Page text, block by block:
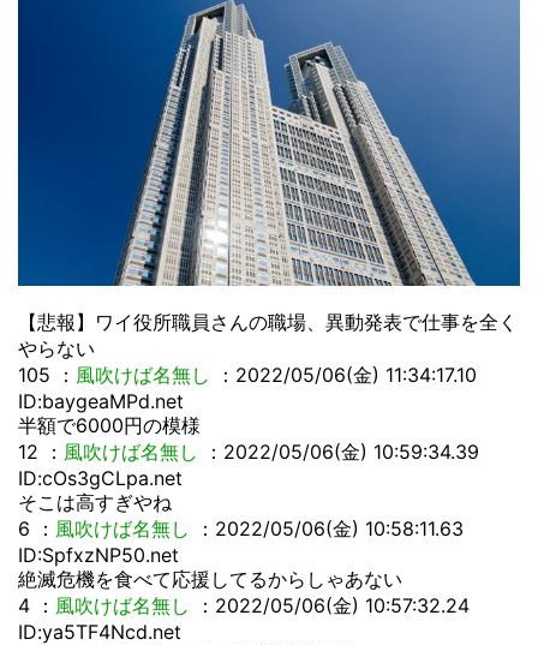
【悲報】ワイ役所職員さんの職場、異動発表で仕事を全く
やらない
105 ： 風吹けば名無し ：2022/05/06(金) 11:34:17.10
ID:baygeaMPd.net
半額で6000円の模様
12 ： 風吹けば名無し ：2022/05/06(金) 10:59:34.39
ID:cOs3gCLpa.net
そこは高すぎやね
6 ： 風吹けば名無し ：2022/05/06(金) 10:58:11.63
ID:SpfxzNP50.net
絶滅危機を食べて応援してるからしゃあない
4 ： 風吹けば名無し ：2022/05/06(金) 10:57:32.24
ID:ya5TF4Ncd.net